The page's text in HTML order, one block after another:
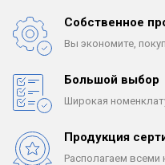
Собственное
Вы экономите,
Большой выбор
Широкая
Продукция
Располагаем всеми